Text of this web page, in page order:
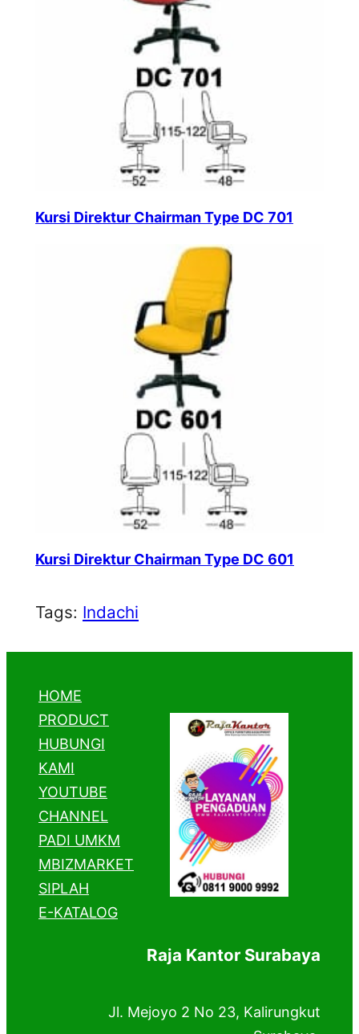
Kursi Direktur Chairman Type DC 701
Kursi Direktur Chairman Type DC 601
Tags: Indachi
HOME
PRODUCT
HUBUNGI
KAMI
YOUTUBE
CHANNEL
PADI UMKM
MBIZMARKET
SIPLAH
E-KATALOG
Raja Kantor Surabaya
Jl. Mejoyo 2 No 23, Kalirungkut